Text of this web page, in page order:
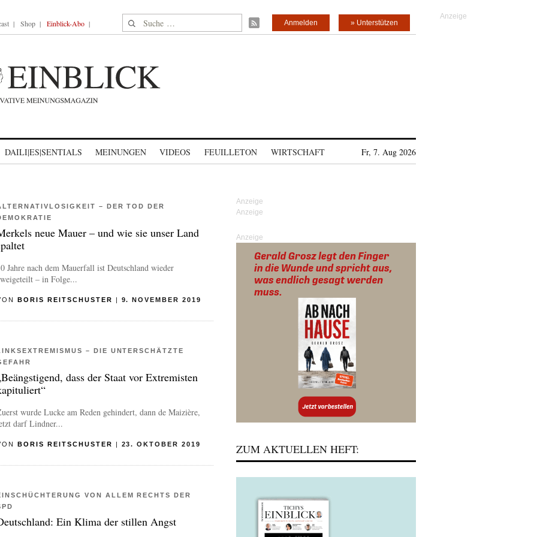
Shop Einblick-Abo Suche nach: » Unterstützen
Anmelden
DAILI|ES|SENTIALS MEINUNGEN VIDEOS FEUILLETON WIRTSCHAFT Fr, 7. Aug 2026
– DER TOD DER
neue Mauer – und wie sie unser Land
Jahre nach dem Mauerfall ist Deutschland wieder
– in Folge...
BORIS REITSCHUSTER | 9. NOVEMBER 2019
– DIE UNTERSCHÄTZTE
dass der Staat vor Extremisten
wurde Lucke am Reden gehindert, dann de Maizière,
darf Lindner...
BORIS REITSCHUSTER | 23. OKTOBER 2019
VON ALLEM RECHTS DER
Ein Klima der stillen Angst
Anzeige
ZUM AKTUELLEN HEFT: